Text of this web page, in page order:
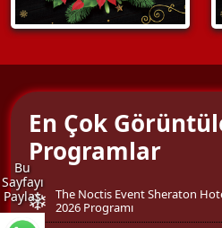
Bu
Sayfayı
Paylaş
En Çok
Programlar
The Noctis Event Sheraton
2026 Programı